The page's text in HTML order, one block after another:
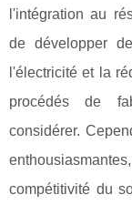
l'intégration au
de développer
l'électricité et la
procédés de
considérer.
compétitivité du